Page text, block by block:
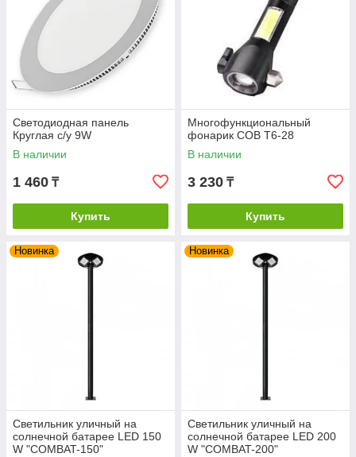
Светодиодная панель
Круглая с/у 9W
В наличии
1 460 ₸
Купить
Многофункциональный
фонарик COB T6-28
В наличии
3 230 ₸
Купить
Новинка
Светильник уличный на
солнечной батарее LED 150
W "COMBAT-150"
Новинка
Светильник уличный на
солнечной батарее LED 200
W "COMBAT-200"